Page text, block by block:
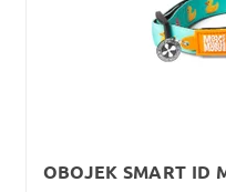
OBOJEK SMART ID